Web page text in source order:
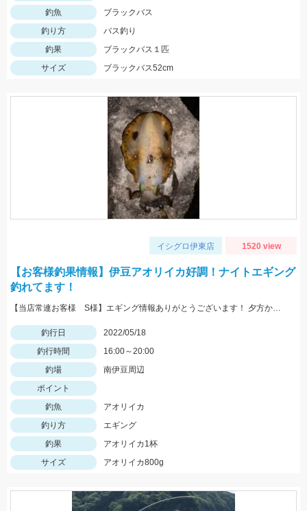
釣魚
ブラックバス
釣り方
バス釣り
釣果
ブラックバス１匹
サイズ
ブラックバス52cm
イシグロ伊東店 1520 view
【お客様釣果情報】伊豆アオリイカ好調！ナイトエギング
釣れてます！
【当店常連お客様 S様】エギング情報ありがとうございます！ 夕方から夜にかけての時間帯で800ｇサイズゲット！
釣行日
2022/05/18
釣行時間
16:00～20:00
釣場
南伊豆周辺
ポイント
釣魚
アオリイカ
釣り方
エギング
釣果
アオリイカ1杯
サイズ
アオリイカ800g